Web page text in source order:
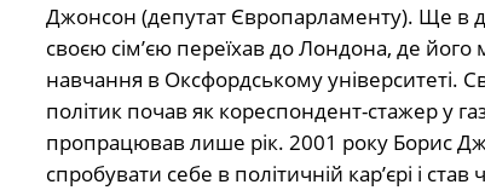
Джонсон (депутат Європарламенту). Ще в
своєю сім’єю переїхав до Лондона, де його
навчання в Оксфордському університеті.
політик почав як кореспондент-стажер у
пропрацював лише рік. 2001 року Борис
спробувати себе в політичній кар’єрі і